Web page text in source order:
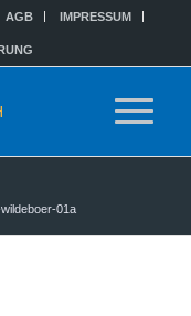
AGB IMPRESSUM
01a